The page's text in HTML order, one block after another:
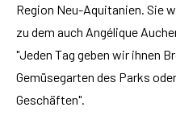
Region Neu-Aquitanien. Sie
zu dem auch Angélique
"Jeden Tag geben wir ihnen
Gemüsegarten des Parks
Geschäften".